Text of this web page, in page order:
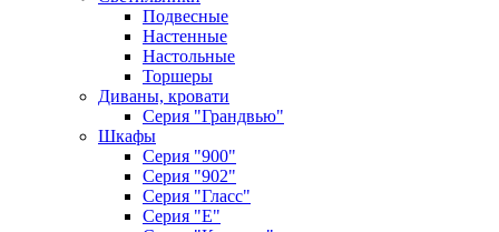
Подвесные
Настенные
Настольные
Торшеры
Диваны, кровати
Серия "Грандвью"
Шкафы
Серия "900"
Серия "902"
Серия "Гласс"
Серия "Е"